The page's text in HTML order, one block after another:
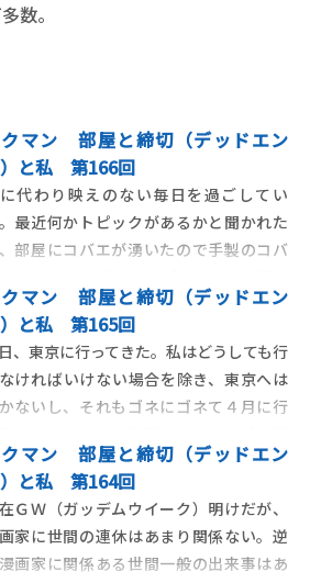
数。
マン 部屋と締切（デッドエン
）と私 第166回
代わり映えのない毎日を過ごしてい
最近何かトピックがあるかと聞かれた
部屋にコバエが湧いたので手製のコバ
という話をしだす程度には特筆するこ
ない。だが、今朝起きたら、トラップ
が腐ってコバエのキャンプ地になってい
で、やはり人生のスパイスは、与えら
のを待つのでは
マン 部屋と締切（デッドエン
）と私 第165回
、東京に行ってきた。私はどうしても行
ければいけない場合を除き、東京へは
ないし、それもゴネにゴネて４月に行
。ついに万策尽きて行くことになった
ても、用が済んだらすぐ帰るので、東京
時間が飛行機に乗っている時間より短
とすらある。今回はＳ（hit）学館の用
り、
マン 部屋と締切（デッドエン
）と私 第164回
ＧＷ（ガッデムウイーク）明けだが、
家に世間の連休はあまり関係ない。逆
画家に関係ある世間一般の出来事はあ